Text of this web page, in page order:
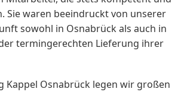
Sie waren beeindruckt von unserer
sowohl in Osnabrück als auch in
termingerechten Lieferung ihrer
Kappel Osnabrück legen wir großen